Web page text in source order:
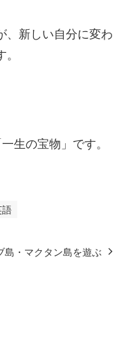
、新しい自分に変わ
生の宝物」です。
島・マクタン島を遊ぶ